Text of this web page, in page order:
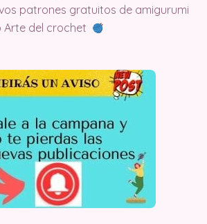
patrones gratuitos de amigurumi
Arte del crochet